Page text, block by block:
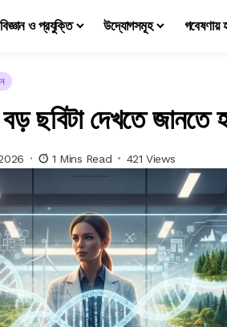
বিজ্ঞান ও প্রযুক্তি উদ্যোগসমূহ গবেষণায়
বড় ছবিটা দেখতে
1 Mins Read 421 Views